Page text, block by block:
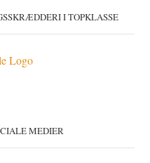
I TOPKLASSE
MEDIER